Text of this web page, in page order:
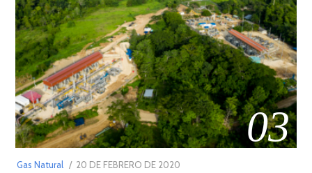
03
Gas Natural
POSTED
20 DE FEBRERO DE 2020